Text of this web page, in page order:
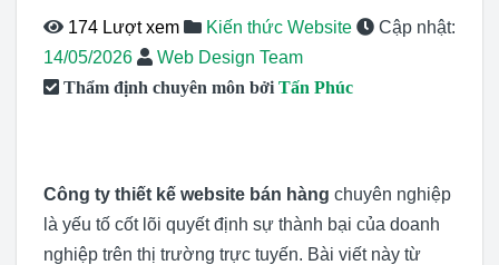
174 Lượt xem Kiến thức Website
Cập nhật:
14/05/2026
Web Design Team
Thẩm định chuyên môn bởi Tấn Phúc
Công ty thiết kế website bán hàng chuyên nghiệp
là yếu tố cốt lõi quyết định sự thành bại của doanh
nghiệp trên thị trường trực tuyến. Bài viết này từ